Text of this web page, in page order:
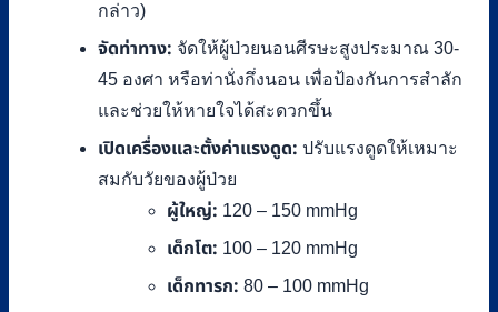
กล่าว)
จัดท่าทาง: จัดให้ผู้ป่วยนอนศีรษะสูงประมาณ 30-
45 องศา หรือท่านั่งกึ่งนอน เพื่อป้องกันการสำลัก
และช่วยให้หายใจได้สะดวกขึ้น
เปิดเครื่องและตั้งค่าแรงดูด: ปรับแรงดูดให้เหมาะ
สมกับวัยของผู้ป่วย
ผู้ใหญ่: 120 – 150 mmHg
เด็กโต: 100 – 120 mmHg
เด็กทารก: 80 – 100 mmHg